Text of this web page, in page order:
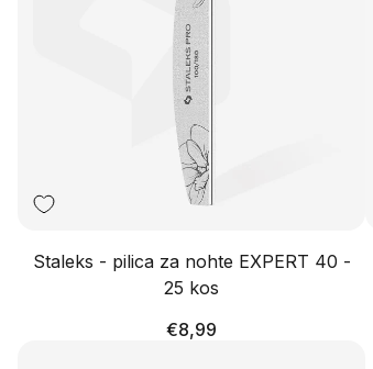
Staleks - pilica za nohte EXPERT 40 -
25 kos
Redna
€8,99